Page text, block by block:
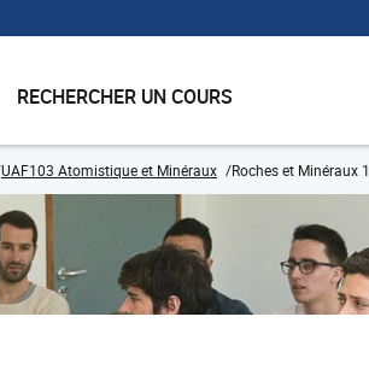
RECHERCHER UN COURS
UAF103 Atomistique et Minéraux Roches et Minéraux 1